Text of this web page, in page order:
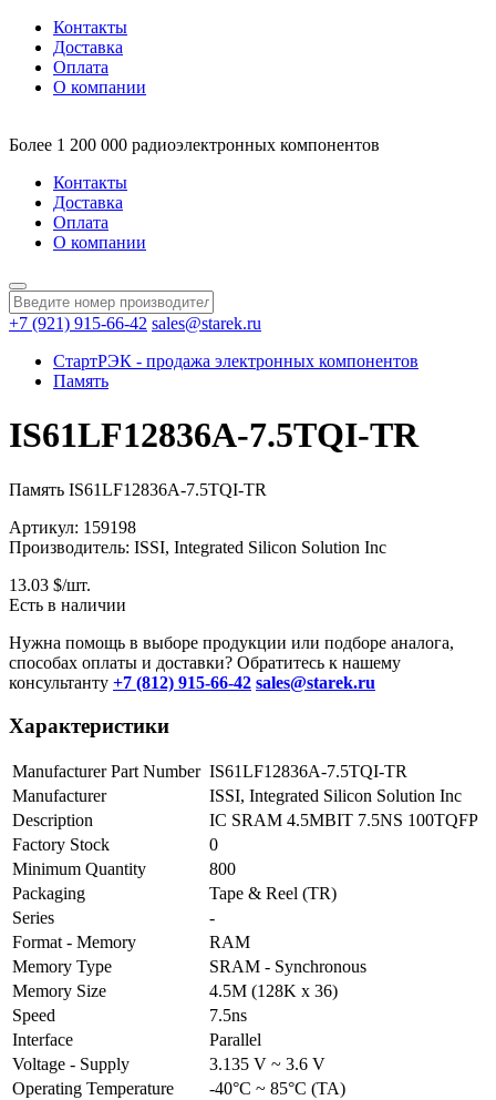
Контакты
Доставка
Оплата
О компании
Более 1 200 000 радиоэлектронных компонентов
Контакты
Доставка
Оплата
О компании
+7 (921) 915-66-42 sales@starek.ru
СтартРЭК - продажа электронных компонентов
Память
IS61LF12836A-7.5TQI-TR
Память IS61LF12836A-7.5TQI-TR
Артикул: 159198
Производитель: ISSI, Integrated Silicon Solution Inc
13.03 $/шт.
Есть в наличии
Нужна помощь в выборе продукции или подборе аналога,
способах оплаты и доставки? Обратитесь к нашему
консультанту +7 (812) 915-66-42 sales@starek.ru
Характеристики
Manufacturer Part Number IS61LF12836A-7.5TQI-TR
Manufacturer
ISSI, Integrated Silicon Solution Inc
Description
IC SRAM 4.5MBIT 7.5NS 100TQFP
Factory Stock
0
Minimum Quantity
800
Packaging
Tape & Reel (TR)
Series
-
Format - Memory
RAM
Memory Type
SRAM - Synchronous
Memory Size
4.5M (128K x 36)
Speed
7.5ns
Interface
Parallel
Voltage - Supply
3.135 V ~ 3.6 V
Operating Temperature
-40°C ~ 85°C (TA)